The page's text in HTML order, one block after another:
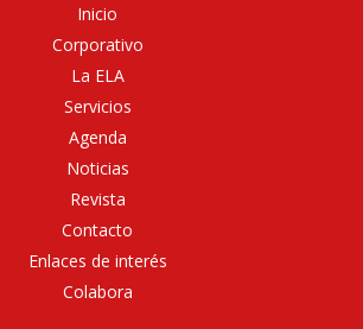
Inicio
Corporativo
La ELA
Servicios
Agenda
Noticias
Revista
Contacto
Enlaces de interés
Colabora